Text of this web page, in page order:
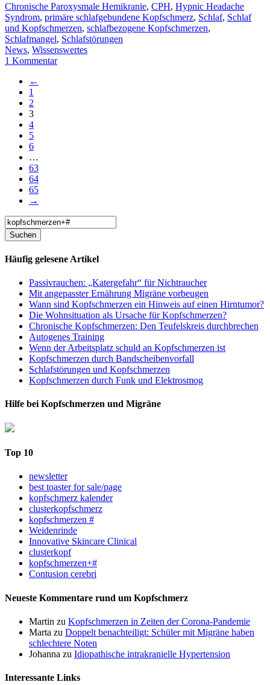
Chronische Paroxysmale Hemikranie, CPH, Hypnic Headache
Syndrom, primäre schlafgebundene Kopfschmerz, Schlaf, Schlaf
und Kopfschmerzen, schlafbezogene Kopfschmerzen,
Schlafmangel, Schlafstörungen
News, Wissenswertes
1 Kommentar
←
1
2
3
4
5
6
…
63
64
65
→
Häufig gelesene Artikel
Passivrauchen: „Katergefahr“ für Nichtraucher
Mit angepasster Ernährung Migräne vorbeugen
Wann sind Kopfschmerzen ein Hinweis auf einen Hirntumor?
Die Wohnsituation als Ursache für Kopfschmerzen?
Chronische Kopfschmerzen: Den Teufelskreis durchbrechen
Autogenes Training
Wenn der Arbeitsplatz schuld an Kopfschmerzen ist
Kopfschmerzen durch Bandscheibenvorfall
Schlafstörungen und Kopfschmerzen
Kopfschmerzen durch Funk und Elektrosmog
Hilfe bei Kopfschmerzen und Migräne
Top 10
newsletter
best toaster for sale/page
kopfschmerz kalender
clusterkopfschmerz
kopfschmerzen #
Weidenrinde
Innovative Skincare Clinical
clusterkopf
kopfschmerzen+#
Contusion cerebri
Neueste Kommentare rund um Kopfschmerz
Martin zu Kopfschmerzen in Zeiten der Corona-Pandemie
Marta zu Doppelt benachteiligt: Schüler mit Migräne haben
schlechtere Noten
Johanna zu Idiopathische intrakranielle Hypertension
Interessante Links